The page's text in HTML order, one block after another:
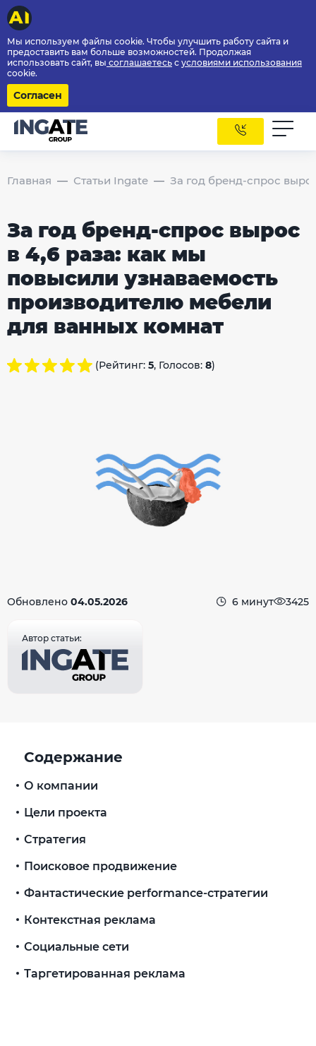
Мы используем файлы cookie. Чтобы улучшить работу сайта и
предоставить вам больше возможностей. Продолжая
использовать сайт, вы соглашаетесь с условиями использования
cookie.
Согласен
Главная Статьи Ingate За год бренд-спрос
За год бренд-спрос вырос
в 4,6 раза: как мы
повысили узнаваемость
производителю мебели
для ванных комнат
(Рейтинг: 5, Голосов: 8)
Обновлено 04.05.2026 6 минут 3425
Автор статьи:
Содержание
О компании
Цели проекта
Стратегия
Поисковое продвижение
Фантастические performance-стратегии
Контекстная реклама
Социальные сети
Таргетированная реклама